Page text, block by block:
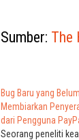
Sumber: The
Bug Baru yang
Membiarkan
dari Pengguna
Seorang peneliti